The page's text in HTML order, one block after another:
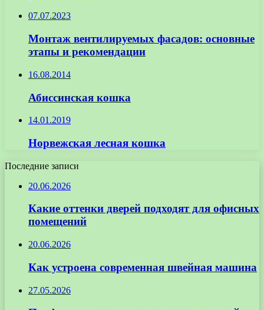
07.07.2023
Монтаж вентилируемых фасадов: основные
этапы и рекомендации
16.08.2014
Абиссинская кошка
14.01.2019
Норвежская лесная кошка
Последние записи
20.06.2026
Какие оттенки дверей подходят для офисных
помещений
20.06.2026
Как устроена современная швейная машина
27.05.2026